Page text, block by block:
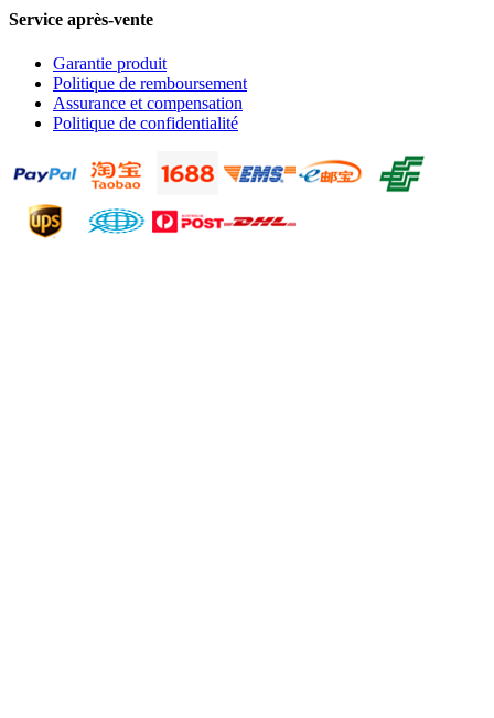
Service après-vente
Garantie produit
Politique de remboursement
Assurance et compensation
Politique de confidentialité